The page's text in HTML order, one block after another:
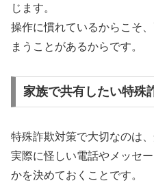
じます。
操作に慣れているからこそ
まうことがあるからです。
家族で共有したい特殊
特殊詐欺対策で大切なのは
実際に怪しい電話やメッセ
かを決めておくことです。